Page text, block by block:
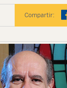
Compartir: